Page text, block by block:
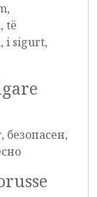
të
i sigurt,
безопасен,